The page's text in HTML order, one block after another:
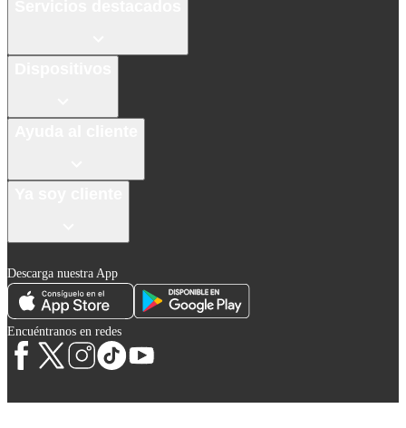
Descarga nuestra App
Encuéntranos en redes